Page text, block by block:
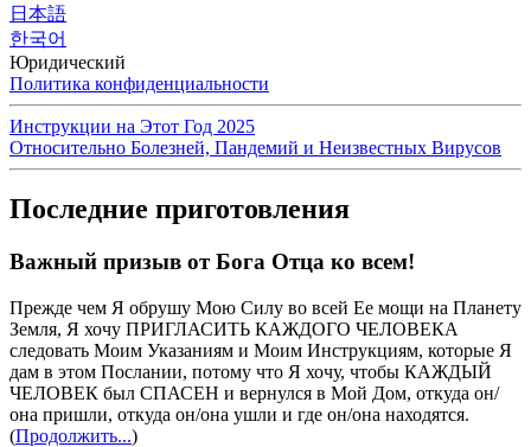
日本語
한국어
Юридический
Политика конфиденциальности
Инструкции на Этот Год 2025
Относительно Болезней, Пандемий и Неизвестных Вирусов
Последние приготовления
Важный призыв от Бога Отца ко всем!
Прежде чем Я обрушу Мою Силу во всей Ее мощи на Планету
Земля, Я хочу ПРИГЛАСИТЬ КАЖДОГО ЧЕЛОВЕКА
следовать Моим Указаниям и Моим Инструкциям, которые Я
дам в этом Послании, потому что Я хочу, чтобы КАЖДЫЙ
ЧЕЛОВЕК был СПАСЕН и вернулся в Мой Дом, откуда он/
она пришли, откуда он/она ушли и где он/она находятся.
(Продолжить...)